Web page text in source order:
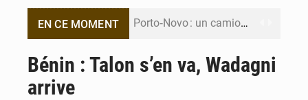
EN CE MOMENT Porto‑Novo : un camion de produits pétroliers embrase Avakpa
Bénin : Talon s’en va, Wadagni
arrive